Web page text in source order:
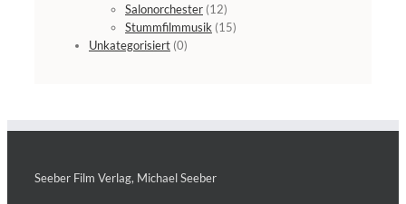
Salonorchester (12)
Stummfilmmusik (15)
Unkategorisiert (0)
Seeber Film Verlag, Michael Seeber